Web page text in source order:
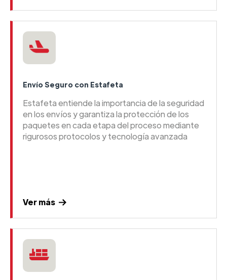
Envío Seguro con Estafeta
Estafeta entiende la importancia de la seguridad
en los envíos y garantiza la protección de los
paquetes en cada etapa del proceso mediante
rigurosos protocolos y tecnología avanzada
Ver más